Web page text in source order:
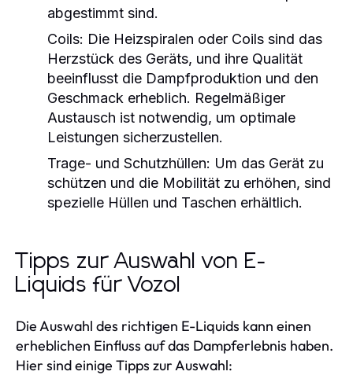
abgestimmt sind.
Coils: Die Heizspiralen oder Coils sind das
Herzstück des Geräts, und ihre Qualität
beeinflusst die Dampfproduktion und den
Geschmack erheblich. Regelmäßiger
Austausch ist notwendig, um optimale
Leistungen sicherzustellen.
Trage- und Schutzhüllen: Um das Gerät zu
schützen und die Mobilität zu erhöhen, sind
spezielle Hüllen und Taschen erhältlich.
Tipps zur Auswahl von E-
Liquids für Vozol
Die Auswahl des richtigen E-Liquids kann einen
erheblichen Einfluss auf das Dampferlebnis haben.
Hier sind einige Tipps zur Auswahl: